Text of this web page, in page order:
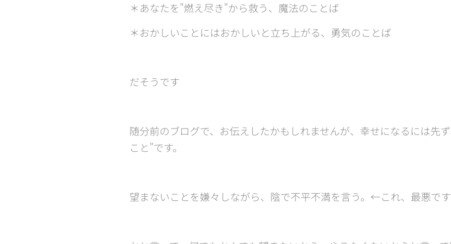
＊あなたを"燃え尽き"から救う、魔法のことば
＊おかしいことにはおかしいと立ち上がる、勇気のことば
だそうです😁
随分前のブログで、お伝えしたかもしれませんが、幸せになるには先
こと"です。
望まないことを嫌々しながら、陰で不平不満を言う。←これ、最悪で